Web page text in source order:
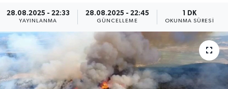
28.08.2025 - 22:33
YAYINLANMA
28.08.2025 - 22:45
GÜNCELLEME
1 DK
OKUNMA SÜRESI
Spor